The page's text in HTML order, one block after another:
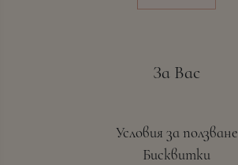
За Вас
Условия за ползване
Бисквитки